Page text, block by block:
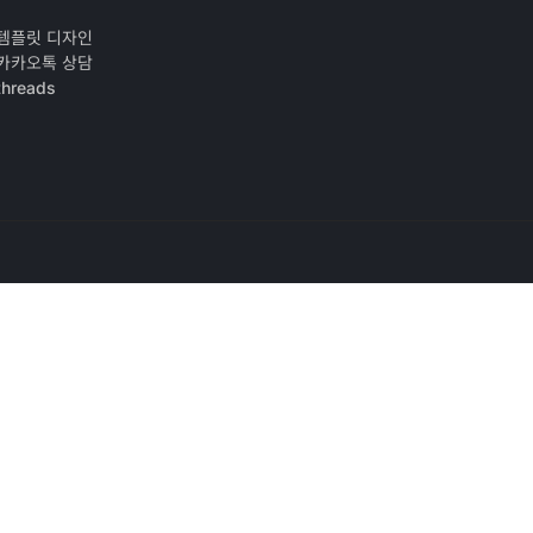
플릿 디자인
카오톡 상담